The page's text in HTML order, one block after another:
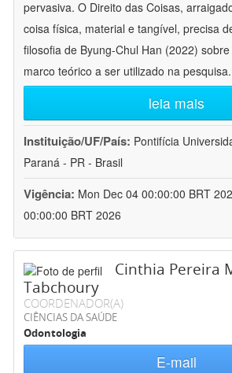
pervasiva. O Direito das Coisas,
coisa física, material e tangível, precisa
filosofia de Byung-Chul Han (2022)
marco teórico a ser utilizado na
leia mais
Instituição/UF/País: Pontifícia
Paraná - PR - Brasil
Vigência: Mon Dec 04 00:00:00 BRT
00:00:00 BRT 2026
Cinthia Pereira
Tabchoury
COORDENADOR(A)
CIÊNCIAS DA SAÚDE
Odontologia
E-mail